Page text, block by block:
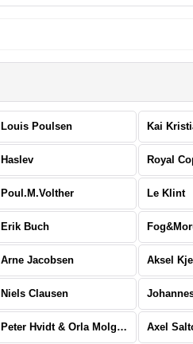
Louis Poulsen Kai
Haslev Royal
Poul.M.Volther Le Klint
Erik Buch
Arne Jacobsen Aksel
Niels Clausen
Peter Hvidt & Orla Molgaard Nielsen Axel